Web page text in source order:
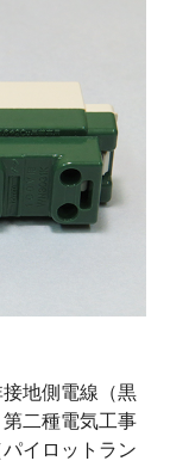
地側電線（黒
二種電気工事
イロットラン